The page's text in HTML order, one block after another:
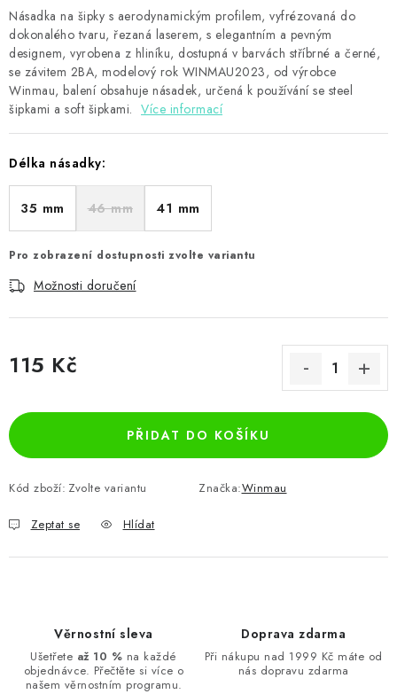
TERČE A ŠIPKY
POUZDRA
Kontakty Hodnocení obchodu
Násadka na šipky s aerodynamickým profilem, vyfrézovaná do
dokonalého tvaru, řezaná laserem, s elegantním a pevným
designem, vyrobena z hliníku, dostupná v barvách stříbrné a černé,
se závitem 2BA, modelový rok WINMAU2023, od výrobce
Winmau, balení obsahuje násadek, určená k používání se steel
šipkami a soft šipkami. Více informací
Délka násadky:
35 mm 46 mm 41 mm
Pro zobrazení dostupnosti zvolte variantu
Možnosti doručení
115 Kč
PŘIDAT DO KOŠÍKU
Kód zboží: Zvolte variantu Značka:Winmau
Zeptat se Hlídat
Věrnostní sleva
Ušetřete až 10 % na každé
objednávce. Přečtěte si více o
našem věrnostním programu.
Doprava zdarma
Při nákupu nad 1999 Kč máte od
nás dopravu zdarma